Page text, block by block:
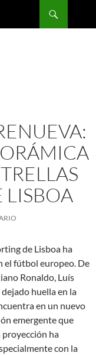
LISBOA
de Lisboa ha
el fútbol europeo. De
Ronaldo, Luís
huella en la
en un nuevo
emergente que
ha
con la